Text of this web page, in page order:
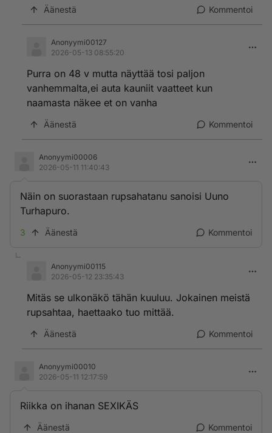
Äänestä Kommentoi
Anonyymi00127
2026-05-13 08:55:20
Purra on 48 v mutta näyttää tosi paljon
vanhemmalta,ei auta kauniit vaatteet kun
naamasta näkee et on vanha
Äänestä Kommentoi
Anonyymi00006
2026-05-11 11:40:43
Näin on suorastaan rupsahatanu sanoisi Uuno
Turhapuro.
3 Äänestä Kommentoi
Anonyymi00115
2026-05-12 23:35:43
Mitäs se ulkonäkö tähän kuuluu. Jokainen meistä
rupsahtaa, haettaako tuo mittää.
Äänestä Kommentoi
Anonyymi00010
2026-05-11 12:17:59
Riikka on ihanan SEXIKÄS
Äänestä Kommentoi